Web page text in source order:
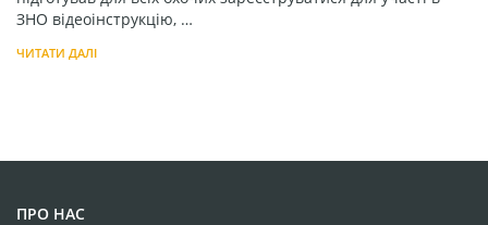
ЗНО відеоінструкцію, …
ЧИТАТИ ДАЛІ
ПРО НАС